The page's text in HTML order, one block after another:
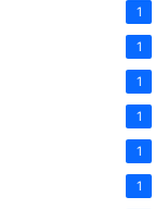
1
1
1
1
1
1